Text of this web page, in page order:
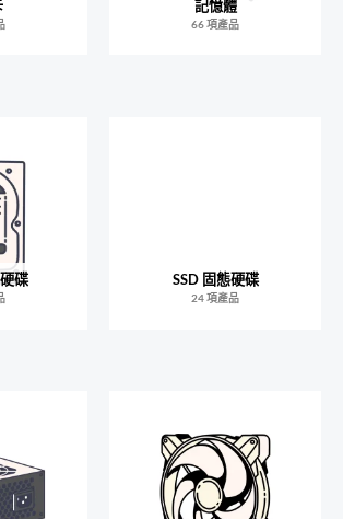
記憶體
66 項產品
碟 SSD 固態硬碟
24 項產品